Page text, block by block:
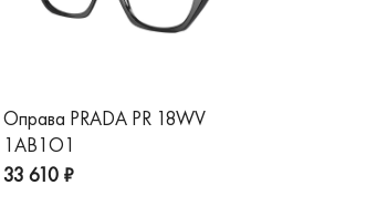
Оправа PRADA PR 18WV
1AB1O1
33 610 ₽